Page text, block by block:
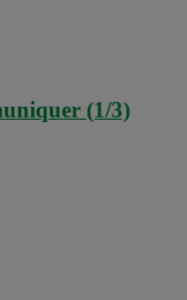
(1/3)